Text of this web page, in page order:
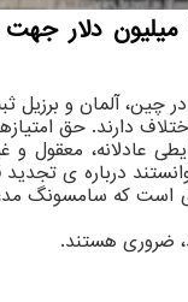
توسعه دهندگان: دادگاه عالی
چین، آلمان و
دارند. حق
تی ای» خواهان تعیین
ضروری هستند.